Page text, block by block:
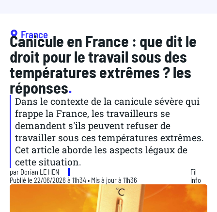
France
Canicule en France : que dit le
droit pour le travail sous des
températures extrêmes ? les
réponses.
Dans le contexte de la canicule sévère qui
frappe la France, les travailleurs se
demandent s'ils peuvent refuser de
travailler sous ces températures extrêmes.
Cet article aborde les aspects légaux de
cette situation.
par Dorian LE HEN
Publié le 22/06/2026 à 11h34 • Mis à jour à 11h36
Fil
info